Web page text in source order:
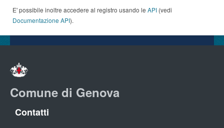
E' possibile inoltre accedere al registro usando le API (vedi
Documentazione API).
Comune di Genova
Contatti